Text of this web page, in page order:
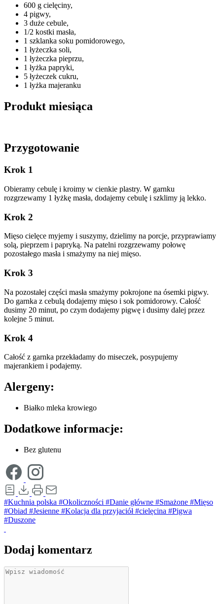
600 g cielęciny,
4 pigwy,
3 duże cebule,
1/2 kostki masła,
1 szklanka soku pomidorowego,
1 łyżeczka soli,
1 łyżeczka pieprzu,
1 łyżka papryki,
5 łyżeczek cukru,
1 łyżka majeranku
Produkt miesiąca
Przygotowanie
Krok 1
Obieramy cebulę i kroimy w cienkie plastry. W garnku
rozgrzewamy 1 łyżkę masła, dodajemy cebulę i szklimy ją lekko.
Krok 2
Mięso cielęce myjemy i suszymy, dzielimy na porcje, przyprawiamy
solą, pieprzem i papryką. Na patelni rozgrzewamy połowę
pozostałego masła i smażymy na niej mięso.
Krok 3
Na pozostałej części masła smażymy pokrojone na ósemki pigwy.
Do garnka z cebulą dodajemy mięso i sok pomidorowy. Całość
dusimy 20 minut, po czym dodajemy pigwę i dusimy dalej przez
kolejne 5 minut.
Krok 4
Całość z garnka przekładamy do miseczek, posypujemy
majerankiem i podajemy.
Alergeny:
Białko mleka krowiego
Dodatkowe informacje:
Bez glutenu
#Kuchnia polska #Okoliczności #Danie główne #Smażone #Mięso
#Obiad #Jesienne #Kolacja dla przyjaciół#cielęcina #Pigwa
#Duszone
Dodaj komentarz